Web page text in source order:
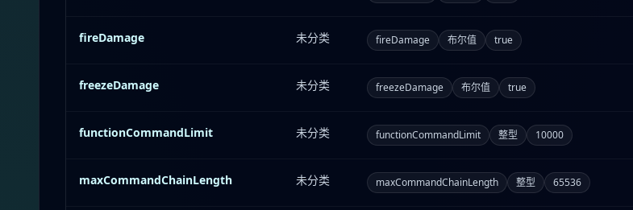
fireDamage 未分类 fireDamage 布尔值 true
freezeDamage 未分类 freezeDamage 布尔值 true
functionCommandLimit 未分类 functionCommandLimit 整型 10000
maxCommandChainLength 未分类 maxCommandChainLength 整型 65536